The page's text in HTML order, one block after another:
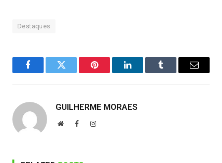
Destaques
FacebookTwitter Pinterest LinkedInTumblr Email
GUILHERME MORAES
WebsiteFacebookInstagram